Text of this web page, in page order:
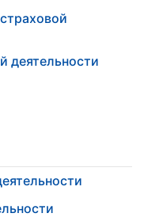
деятельности